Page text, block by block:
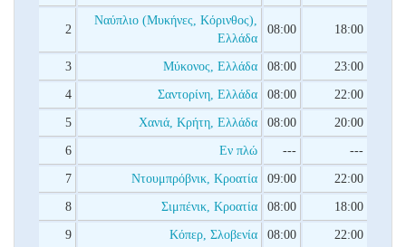
2
Ναύπλιο (Μυκήνες, Κόρινθος),
Ελλάδα
08:00 18:00
3 Μύκονος, Ελλάδα 08:00 23:00
4 Σαντορίνη, Ελλάδα 08:00 22:00
5 Χανιά, Κρήτη, Ελλάδα 08:00 20:00
6 Εν πλώ --- ---
7 Ντουμπρόβνικ, Κροατία 09:00 22:00
8 Σιμπένικ, Κροατία 08:00 18:00
9 Κόπερ, Σλοβενία 08:00 22:00